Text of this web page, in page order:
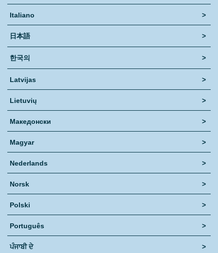
Italiano >
日本語 >
한국의 >
Latvijas >
Lietuvių >
Македонски >
Magyar >
Nederlands >
Norsk >
Polski >
Português >
ਪੰਜਾਬੀ ਦੇ >